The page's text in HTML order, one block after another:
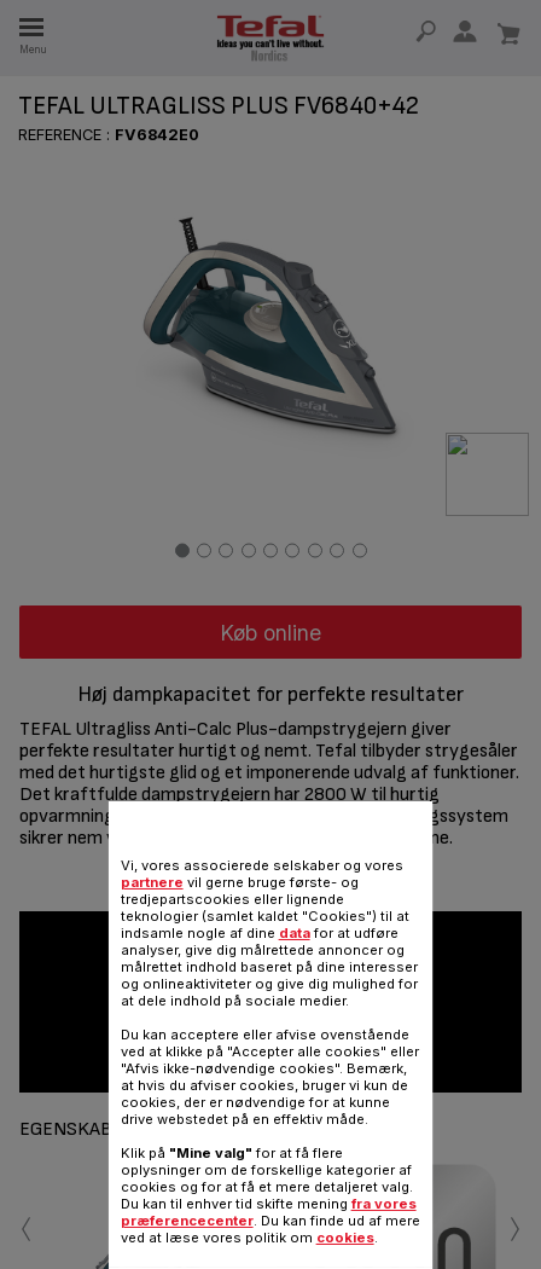
Menu
I 15 ÅR
TEFAL ULTRAGLISS PLUS FV6840+42
REFERENCE : FV6842E0
Køb online
Høj dampkapacitet for perfekte resultater
TEFAL Ultragliss Anti-Calc Plus-dampstrygejern giver
perfekte resultater hurtigt og nemt. Tefal tilbyder strygesåler
med det hurtigste glid og et imponerende udvalg af funktioner.
Det kraftfulde dampstrygejern har 2800 W til hurtig
opvarmning. Det eksklusive aftagelige kalkopsamlingssystem
sikrer nem vedligeholdelse og langtidsholdbar ydeevne.
Del Sende
EGENSKABER
‹ ›
Vi, vores associerede selskaber og vores
partnere vil gerne bruge første- og
tredjepartscookies eller lignende
teknologier (samlet kaldet "Cookies") til at
indsamle nogle af dine datafor at udføre
analyser, give dig målrettede annoncer og
målrettet indhold baseret på dine interesser
og onlineaktiviteter og give dig mulighed for
at dele indhold på sociale medier.
Du kan acceptere eller afvise ovenstående
ved at klikke på "Accepter alle cookies" eller
"Afvis ikke-nødvendige cookies". Bemærk,
at hvis du afviser cookies, bruger vi kun de
cookies, der er nødvendige for at kunne
drive webstedet på en effektiv måde.
Klik på "Mine valg" for at få flere
oplysninger om de forskellige kategorier af
cookies og for at få et mere detaljeret valg.
Du kan til enhver tid skifte mening fra vores
præferencecenter. Du kan finde ud af mere
ved at læse vores politik om cookies.